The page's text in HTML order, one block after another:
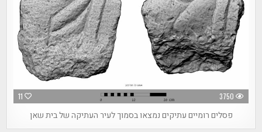
11 3750
פסלים רומיים עתיקים נמצאו בסמוך לעיר העתיקה של בית שאן